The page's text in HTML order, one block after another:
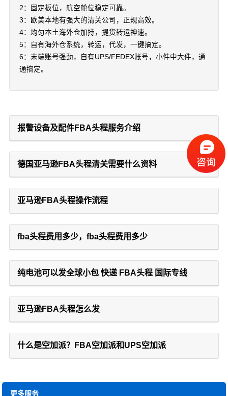
2：固定板位，航空舱位稳定可靠。
3：欧美本地有强大的清关公司，正规高效。
4：均匀本土海外仓加持，提货转运神速。
5：自有海外仓系统，转运，代发，一键搞定。
6：末端账号强劲，自有UPS/FEDEX账号，小件中大件，通
通搞定。
报警设备及配件FBA头程服务介绍
德国亚马逊FBA头程清关需要什么资料
亚马逊FBA头程操作流程
fba头程费用多少，fba头程费用多少
纯电池可以发全球小包 快递 FBA头程 国际专线
亚马逊FBA头程怎么发
什么是空加派？FBA空加派和UPS空加派
更多服务